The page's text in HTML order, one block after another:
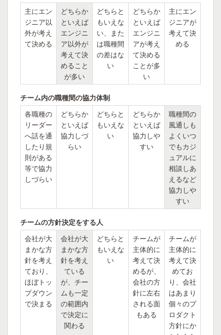
主にエン
ジニア以
外が考え
て決める
どちらか
といえば
エンジニ
ア以外が
考えて決
めること
が多い
どちらと
もいえな
い、また
は職種間
の差はな
い
どちらか
といえば
エンジニ
アが考え
て決める
ことが多
い
主にエン
ジニアが
考えて決
める
チーム内の職種間の協力体制
各職種の
リーダー
へ話を通
したり規
則がある
等で協力
しづらい
どちらか
といえば
協力しづ
らい
どちらと
もいえな
い
どちらか
といえば
協力しや
すい
職種間の
風通しも
よくいつ
でもカジ
ュアルに
相談しあ
えるなど
協力しや
すい
チームの方針決定をする人
会社が大
まかな方
針を考え
ており、
ほぼトッ
プダウン
で決まる
会社が大
まかな方
針を考え
ている
が、チー
ムも一定
の範囲内
で決定に
関わる
どちらと
もいえな
い
チームが
主体的に
考えて決
めるが、
会社の方
針に左右
される面
もある
チームが
主体的に
考えて決
めてお
り、会社
はあまり
個々のプ
ロダクト
方針にか